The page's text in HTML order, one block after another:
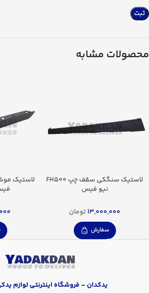
محصولات مشابه
لاستیک سنگکی سقف چپ FH500
نیو فیس
13,000,000تومان
سفارش
یدکدان – فروشگاه اینترنتی لوازم